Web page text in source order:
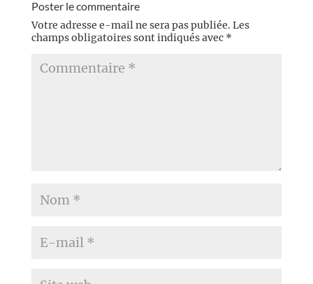
Poster le commentaire
Votre adresse e-mail ne sera pas publiée. Les
champs obligatoires sont indiqués avec *